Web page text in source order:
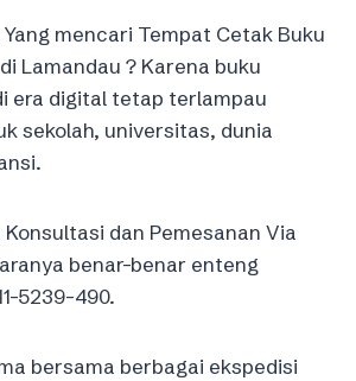
mencari Tempat Cetak Buku
Lamandau ? Karena buku
era digital tetap terlampau
sekolah, universitas, dunia
dan Pemesanan Via
benar-benar enteng
5239-490.
bersama berbagai ekspedisi